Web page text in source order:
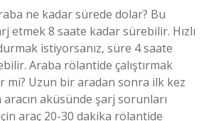
ne kadar sürede dolar? Bu
etmek 8 saate kadar sürebilir. Hızlı
istiyorsanız, süre 4 saate
Araba rölantide çalıştırmak
mi? Uzun bir aradan sonra ilk kez
aracın aküsünde şarj sorunları
araç 20-30 dakika rölantide